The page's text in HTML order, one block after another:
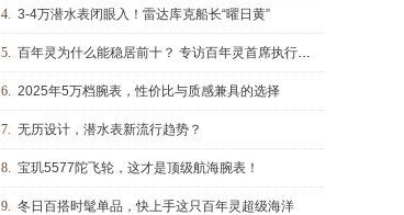
4. 3-4万潜水表闭眼入！雷达库克船长“曜日黄”
5. 百年灵为什么能稳居前十？ 专访百年灵首席执行官乔治·科恩
6. 2025年5万档腕表，性价比与质感兼具的选择
7. 无历设计，潜水表新流行趋势？
8. 宝玑5577陀飞轮，这才是顶级航海腕表！
9. 冬日百搭时髦单品，快上手这只百年灵超级海洋